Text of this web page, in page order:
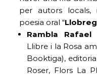
per autors
poesia oral “
Rambla Rafael
Llibre i la Rosa
Booktiga),
Roser, Flors La